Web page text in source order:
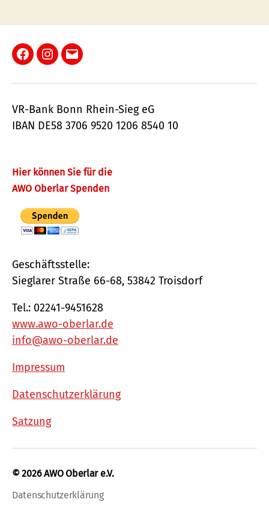
Facebook
Instagram
E-
VR-Bank Bonn Rhein-Sieg eG
IBAN DE58 3706 9520 1206 8540 10
Hier können Sie für die
AWO Oberlar Spenden
Geschäftsstelle:
Sieglarer Straße 66-68, 53842 Troisdorf
Tel.: 02241-9451628
www.awo-oberlar.de
info@awo-oberlar.de
Impressum
Datenschutzerklärung
Satzung
© 2026AWO Oberlar e.V.
Datenschutzerklärung